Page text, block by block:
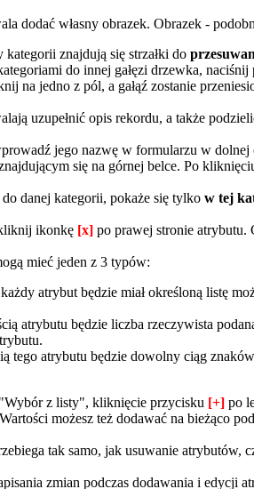
dodać własny obrazek. Obrazek -
znajdują się strzałki do
do innej gałęzi drzewka, naciśnij
na jedno z pól, a gałąź zostanie
uzupełnić opis rekordu, a także
jego nazwę w formularzu w dolnej
się na górnej belce. Po
danej kategorii, pokaże się tylko w tej
ikonkę [x] po prawej stronie atrybutu.
mieć jeden z 3 typów:
atrybut będzie miał określoną listę
atrybutu będzie liczba rzeczywista
tego atrybutu będzie dowolny ciąg
z listy", kliknięcie przycisku [+] po
możesz też dodawać na bieżąco
tak samo, jak usuwanie atrybutów,
zmian podczas dodawania i edycji